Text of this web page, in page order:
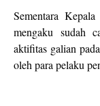
Sementara
mengaku sudah
aktifitas galian
oleh para pelaku